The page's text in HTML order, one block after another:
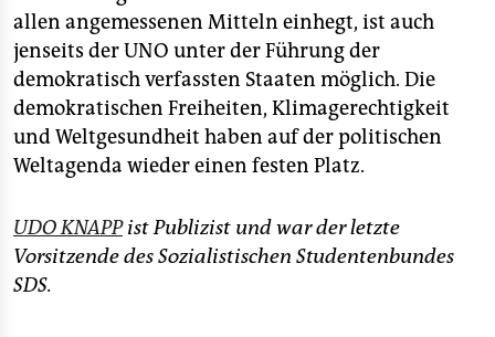
allen angemessenen Mitteln einhegt, ist auch
jenseits der UNO unter der Führung der
demokratisch verfassten Staaten möglich. Die
demokratischen Freiheiten, Klimagerechtigkeit
und Weltgesundheit haben auf der politischen
Weltagenda wieder einen festen Platz.
UDO KNAPPist Publizist und war der letzte
Vorsitzende des Sozialistischen Studentenbundes
SDS.